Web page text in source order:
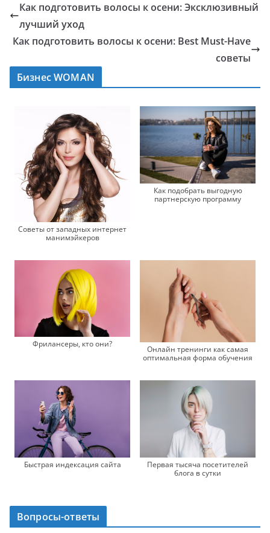
Как подготовить волосы к осени: Эксклюзивный
лучший уход
Как подготовить волосы к осени: Best Must-Have
советы
Бизнес WOMAN
Советы от западных интернет
манимэйкеров
Как подобрать выгодную
партнерскую программу
Фрилансеры, кто они?
Онлайн тренинги как самая
оптимальная форма обучения
Быстрая индексация сайта
Первая тысяча посетителей
блога в сутки
Вопросы-ответы